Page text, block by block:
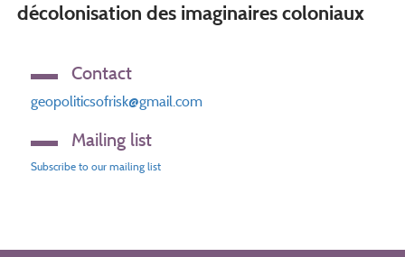
décolonisation des imaginaires coloniaux
Contact
geopoliticsofrisk@gmail.com
Mailing list
Subscribe to our mailing list